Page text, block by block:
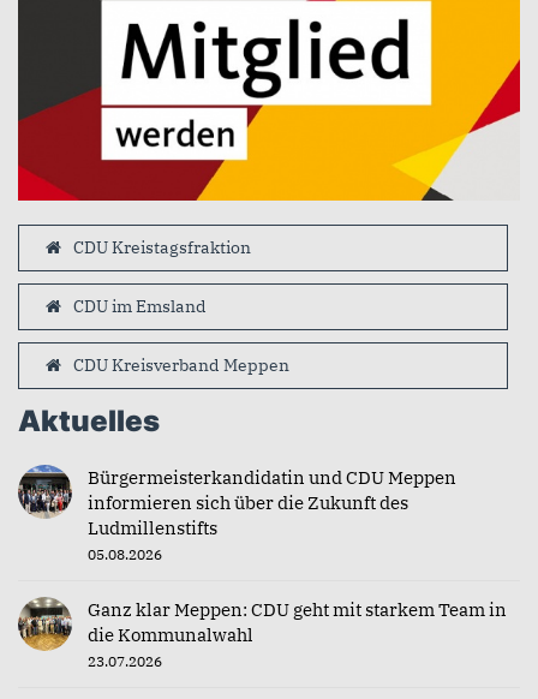
CDU Kreistagsfraktion
CDU im Emsland
CDU Kreisverband Meppen
Aktuelles
Bürgermeisterkandidatin und CDU Meppen
informieren sich über die Zukunft des
Ludmillenstifts
05.08.2026
Ganz klar Meppen: CDU geht mit starkem Team in
die Kommunalwahl
23.07.2026